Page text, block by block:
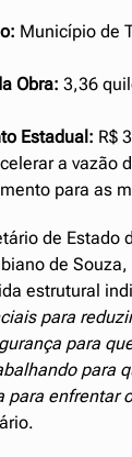
Município de
Obra: 3,36
Estadual: R$
a vazão
para as
de Estado
de
estrutural
para
para
para
para enfrentar